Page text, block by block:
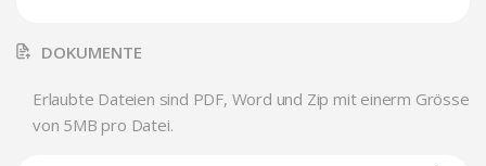
DOKUMENTE
Erlaubte Dateien sind PDF, Word und Zip mit einerm Grösse
von 5MB pro Datei.